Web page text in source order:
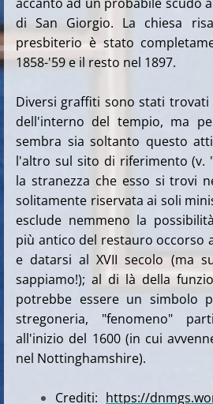
di San Giorgio. La chiesa
presbiterio è stato
1858-'59 e il resto nel 1897.
Diversi graffiti sono stati
dell'interno del tempio, ma
sembra sia soltanto questo
l'altro sul sito di riferimento (v.
la stranezza che esso si trovi
solitamente riservata ai soli
esclude nemmeno la
più antico del restauro occorso
e datarsi al XVII secolo (ma
sappiamo!); al di là della
potrebbe essere un simbolo
stregoneria, "fenomeno"
all'inizio del 1600 (in cui
nel Nottinghamshire).
Crediti: https://